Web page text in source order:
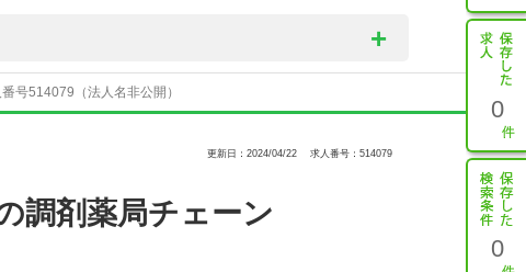
0
0
号514079（法人名非公開）
更新日：2024/04/22 求人番号：514079
調剤薬局チェーン